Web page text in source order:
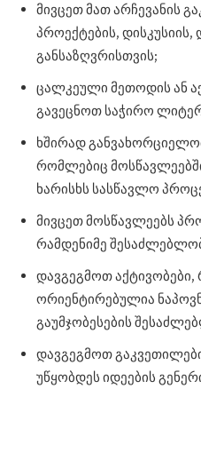
მივცეთ მათ არჩევანის
პროექტების, დისკუსიის,
განსაზღვრისთვის;
ცალკეული მეთოდის ან
გავეცნოთ საჭირო
ხშირად
რომლებიც
ხარისხს სასწავლო
მივცეთ მოსწავლეებს
რამდენიმე
დავგეგმოთ
ორიენტირებულია
გაუმჯობესების
დავგეგმოთ
უწყობდეს იდეების